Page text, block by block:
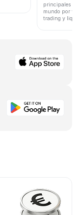
principales
mundo por
trading y